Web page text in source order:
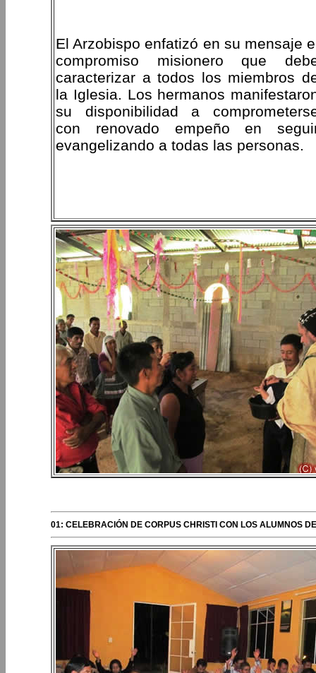
El Arzobispo enfatizó en su mensaje
compromiso misionero que
caracterizar a todos los miembros
la Iglesia. Los hermanos
su disponibilidad a
con renovado empeño en
evangelizando a todas las personas.
01: CELEBRACIÓN DE CORPUS CHRISTI CON LOS ALUMNOS